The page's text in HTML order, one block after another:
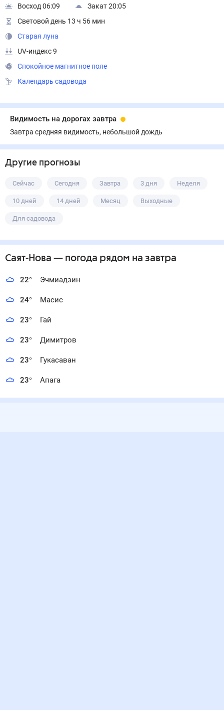
Восход 06:09
Закат 20:05
Световой день 13 ч 56 мин
Старая луна
UV-индекс 9
Спокойное магнитное поле
Календарь садовода
Видимость на дорогах завтра
Завтра средняя видимость, небольшой дождь
Другие прогнозы
Сейчас Сегодня Завтра 3 дня Неделя
10 дней 14 дней Месяц Выходные
Для садовода
Саят-Нова — погода рядом на завтра
22° Эчмиадзин
24° Масис
23° Гай
23° Димитров
23° Гукасаван
23° Апага